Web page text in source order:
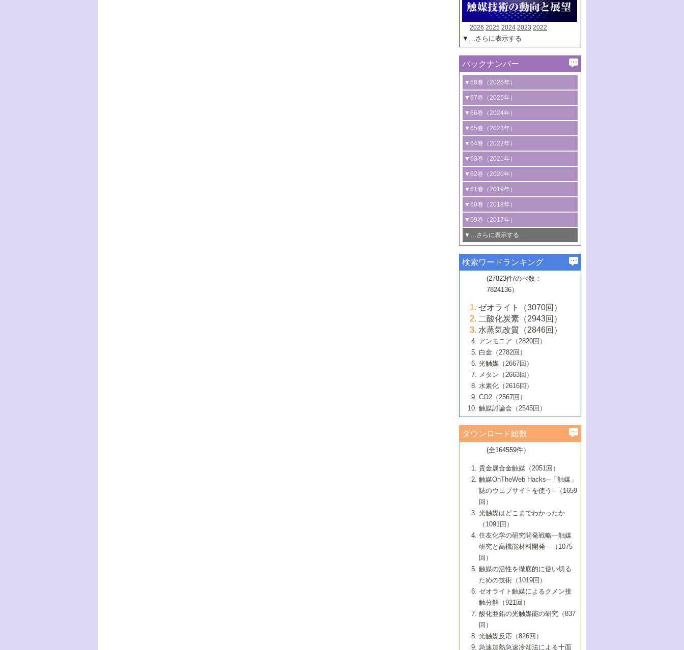
2026 2025 2024 2023 2022
▼…さらに表示する
バックナンバー
▼68巻（2026年）
1号 過酸化水素合成に関する研究動向
2号 コンピューター技術により加速する
触媒開発
3号 有機分子変換やCO 資源化のための
光触媒に関する最近の研究
B号 第137回触媒討論会（2026年）
▼67巻（2025年）
1号 CO
水素化によるグリーン燃料/グリ
ーンケミカル製造
2号 水素製造のための水分解技術に関す
る最近の研究
3号 オレフィン系樹脂の精密合成に関す
る最新技術
4号 アルコール類の効率的変換を実現す
る非貴金属触媒の研究動向
5号 ゼオライトの合成と応用における研
究動向
6号 ヘテロ接合界面
B号 第135回触媒討論会（2025年）
▼66巻（2024年）
1号 低次元ナノ構造を有する触媒材料
2号 規制反応場を活用した固体触媒研究
の新展開
3号 未踏分子変換を目指した酸化触媒プ
ロセスの最前線
4号 シンクロトロン放射光および中性子
線を利用した触媒解析技術の最先端
5号 単原子触媒
6号 参照触媒委員会からのお知らせ
B号 第133回触媒討論会（2023年）
▼65巻（2023年）
1号 炭素が関わる触媒機能
2号 プラスチックケミカルリサイクルの
ための触媒技術
3号 非酸化物系金属化合物を基盤とした
触媒材料の開発
4号 格子酸素・格子酸素欠陥を利用した
触媒反応
5号 生体触媒によるエネルギー変換反応
6号 窒素とリンの循環のための触媒・機
能性材料
▼64巻（2022年）
1号 合成ガス製造とCOを用いるケミカル
ズ合成の最新動向
2号 化学品合成のための合金触媒開発
3号 CO の排出削減および有効活用のた
めの触媒技術
4号 若手による情報発信企画～とびたて
若き触媒の研究者たち～（1）
若き触媒の研究者たち～（2）
6号 石油のノーブル・ユースを志向した
触媒技術
大学：オンライン・対面開催）
▼63巻（2021年）
1号 金触媒の新展開
2号 ペロブスカイト
3号 特殊反応場を利用した触媒的分子変
換反応
4号 多孔質材料を用いた触媒の新展開
5号 情報学的手法を用いた触媒開発
6号 カーボンニュートラルに向けた電解
技術
B号 第127回触媒討論会（2021年・オン
ライン開催(Zoom)のみ）
▼62巻（2020年）
1号 触媒設計を拓く欠陥構造のキャラク
タリゼーション
2号 機能化学品製造に資するクリーンな
触媒的酸化反応
3号 水処理のための触媒化学
4号 光触媒を用いた水分解の最新の研究
動向
5号 次世代の触媒プロセスを支えるマイ
6号 メタン転換技術の最新動向
B号 第125回触媒討論会（2020年・工学
院大学）
▼61巻（2019年）
1号 物質移動制御に着目した触媒プロセ
ス開発
2号 CO2 フリー水素サプライチェーンに
関わる触媒開発動向
3号 精密高分子合成に関する最近の研究
動向
4号 バイオマス化成品製造のための触媒
5号 固体触媒による含窒素有機化合物変
換の最前線
6号 貴金属使用量低減に向けた自動車排
ガス浄化触媒の開発
B号 第123回触媒討論会（2019年・大阪
▼60巻（2018年）
1号 固体酸触媒の最新の研究動向
2号 二酸化炭素からの有用化学品合成
3号 ナノ粒子・クラスター触媒の最前線
4号 60周年記念企画
5号 進化するゼオライト合成技術
6号 非貴金属系触媒における電気化学的
B号 第121回触媒討論会（2018年・東京
大学）
▼59巻（2017年）
1号 いたるところに，触媒
最先端技術
3号 無機分離膜材料の開発と触媒反応プ
ロセスへの適用
5号 水素のふるまいを解き明かす最先端
研究
6号 低級アルカンの有効利用のための触
媒技術
B号 第119回触媒討論会（2017年・首都
大学東京）
▼…さらに表示する
1号 ユニークな構造の高分子を生み出す触
2号 リグニンからの化成品製造に向けた触
媒技術
3号 触媒研究の最先端～とびたて若き研究
者たち～（1）
4号 触媒研究の最先端～とびたて若き研究
者たち～（2）
5号 触媒研究の最先端～とびたて若き研究
者たち～（3）
6号 イオニクス材料と燃料電池・電解合成
の最新の研究動向
B号 第117回触媒討論会（2016年・大阪府
立大学）
▼57巻（2015年）
1号 水素キャリアにかかわる触媒技術の新
2号 石油精製用触媒の最近の進展
3号 固体酸化物形燃料電池（SOFC）におけ
るアノード触媒上での燃料直接改質技術
4号 コアシェル構造の制御による触媒機能
5号 工業触媒およびその周辺技術の最近の
進歩
6号 ナノシート
B号 第115回触媒討論会（2015年・成蹊大
▼56巻（2014年）
2号 光触媒反応機構に関する最新の研究動
向
開発動向
4号 人工光合成に向けた近年のアプローチ
5号 未利用熱エネルギーの有効活用に貢献
する触媒技術
6号 ポリオキソメタレート
B号 第113回触媒討論会（2014年・ロワジ
ールホテル豊橋）
1号 高耐久性燃料電池システム用触媒にお
ける新展開
2号 リビングラジカル重合の最近の動向
3号 天然ガスの化学工業的展開に関する触
媒技術
4号 貴金属触媒の精密構造制御とその活用
5号 バイオマス化成品製造のための固体触
6号 ナノ空間─吸着状態解析から新機能開拓
B号 第111回触媒討論会（2013年・関西大
▼54巻（2012年）
1号 規則性多孔体の利用技術における最近
の進歩
2号 第109回触媒討論会
3号 貴金属低減技術の最新動向
4号 貴金属代替技術の最新動向
5号 光触媒による物質変換反応の新展開
6号 グラフェン
7号 水素を利用する化成品合成の新潮流
▼53巻（2011年）
1号 金属学から見る合金触媒の新展開
2号 第107回触媒討論会
3号 触媒のその場観察法の進歩（１）
4号 触媒のその場観察法の進歩（２）
5号 不活性結合の触媒的活性化による有機
合成
6号 新しい固体酸触媒技術
7号 ゼオライト合成における最近の進歩
▼52巻（2010年）
1号 触媒の劣化対策と長寿命触媒開発
2号 第105回触媒討論会
3号 ナノ構造が拓く新機能
4号 活性サイトおよびその環境の精密な設
計による触媒の高機能化
5号 触媒を有効に使うための技術
7号 有機分子触媒による精密有機合成
8号 高機能化ポリオレフィンに向けた重合
触媒の最近の進展
1号 炭素材料－熱い注目を集める材料－
2号 第103回触媒討論会
3号 環境浄化用光触媒の現状と課題
4号 水素社会の実現に向けた水素製造・貯
蔵技術の進歩
5号 CO2が関わる触媒・材料
7号 持続可能社会実現のための触媒および
触媒関連技術
▼50巻（2008年）
1号 触媒化学と学会のこの10年，半世紀，
そして未来
2号 第101回触媒討論会
4号 錯体を利用したユニークな表面構造の
構築と機能
5号 若手会員による触媒研究の未来展望1：
企業編
6号 第102回触媒討論会
7号 触媒・化学反応における計算化学の進
8号 若手研究者による触媒研究の未来展望
2：大学・研究所編
▼49巻（2007年）
1号 含フッ素化合物の合成と触媒
2号 第99回触媒討論会
3号 実用的ファインケミカル合成プロセス
を実現する触媒
5号 こんな物質，あんな物質―新たな触媒
の可能性―
7号 『結晶の化学』を活かした触媒研究
8号 イオン液体の応用
▼48巻（2006年）
1号 固体酸触媒の最近の進歩
2号 第97回触媒討論会
3号 リビング重合触媒の最近の展開
5号 水素製造・貯蔵のための触媒技術の新
しい展開
6号 第98回触媒討論会
7号 基礎化学品製造の触媒技術
8号 多機能型リアクター
1号 最近の触媒担体とその効果
2号 第95回触媒討論会
4号 水分解用光触媒材料
5号 時間分解分光の進歩と応用
6号 第96回触媒討論会
8号 超臨界流体を用いた化学プロセスの新
▼46巻（2004年）
1号 部分酸化反応触媒の最前線
2号 第93回触媒討論会
3号 特殊エネルギー場の触媒反応
4号 生体内における金属の触媒作用
5号 ファインケミカルズの展開に寄与する
6号 第94回触媒討論会
7号 サブナノレベルでみた新しい表面現象
8号 オレフィン重合触媒の新たな展
▼45巻（2003年）
1号 なぜこの触媒が良いのか？
2号 第91回触媒討論会
3号 最近の自動車排ガス処理技術
4号 触媒研究の現状と将来─第90回触媒討論
5号 基礎化学品製造の触媒技術
6号 第92回触媒討論会
7号 基礎化学品製造の触媒技術
8号 資源の循環と触媒技術
▼44巻（2002年）
1号 高次制御された触媒の化学
2号 第89回触媒討論会
3号 触媒を利用した電気化学の新展開
4号 ナノ材料の調製と機能化
5号 こんな触媒が欲しい
6号 第90回触媒討論会
7号 触媒研究と学術雑誌/情報
8号 若い世代からみた触媒化学の現状と未
▼43巻（2001年）
1号 グリーンケミストリーと触媒
2号 第87回触媒討論会特集号
3号 生体触媒とバイオプロセス
4号 水素製造・利用の触媒化学
5号 触媒研究における新しい切り口：コン
ビナトリアルケミストリー
6号 第88回触媒討論会特集号
7号 企業における触媒研究のブレークスル
8号 この材料を触媒として使ってみません
▼42巻（2000年）
1号 触媒反応工学の明日を拓く
2号 第85回触媒討論会
3号 反応ダイナミクス
5号 触媒のおもしろさをどのように伝える
6号 第86回触媒討論会
7号 水素化精製触媒の新しい展開
8号 新しい反応性と機能性を目指した金属
クラスタ-化学
▼41巻（1999年）
1号 孔、穴、あな?-特異な空間とその利用-
2号 第83回触媒討論会
3号 均一系触媒反応最前線
4号 実用炭素材料の新展開
5号 研究の方法論を考える
7号 機能性金属材料と触媒
8号 触媒研究へのNMRの応用と展望
▼40巻（1998年）
進展と21世紀への提言/創立40周年記念・触
媒学会この10年の歩みとこれから/創立40周
2号 第81回触媒討論会
3号 計算機触媒化学へのさそい
4号 触媒劣化の制御と予測
5号 最新の実用プロセスと触媒
6号 第82回触媒討論会
1号 均一系と不均一系触媒反応-その特徴と
接点
2号 第79回触媒討論会
3号 最新NO除去触媒の実用化研究
4号 新しい反応場を目指した触媒調製
5号 反応・分離技術の新しい展開
6号 第80回触媒討論会
▼38巻（1996年）
1号 触媒の構造と触媒作用/C1化学を中心と
する21世紀への触媒
3号 オリンピックメダル:金・銀・銅はどん
な触媒作用を示すか
4号 触媒作用における機能の複合化
▼37巻（1995年）
1号 ファインケミカルズと固体触媒
2号 第75回触媒討論会
3号 希土類を利用した触媒
4号 触媒とリサイクル
5号 エネルギー変換触媒
▼36巻（1994年）
1号 電気化学と触媒
2号 第73回触媒討論会
3号 C4化学の展開
4号 《通常号》
▼35巻（1993年）
1号 工業触媒開発マニュアル―探索から工
業化まで
2号 第71回触媒討論会
▼34巻（1992年）
1号 インパクトを与えたこの研究
2号 第69回触媒討論会
▼33巻（1991年）
1号 触媒プロセス開発マニュアル―探索か
▼32巻（1990年）
検索ワードランキング
(27823件/のべ数：
7824136）
ゼオライト（3070回）
二酸化炭素（2943回）
水蒸気改質（2846回）
アンモニア（2820回）
白金（2782回）
光触媒（2667回）
メタン（2663回）
水素化（2616回）
CO2（2567回）
触媒討論会（2545回）
ダウンロード総数
(全164559件）
貴金属合金触媒（2051回）
触媒OnTheWeb Hacks─「触媒」
誌のウェブサイトを使う─（1659
回）
光触媒はどこまでわかったか
（1091回）
住友化学の研究開発戦略―触媒
研究と高機能材料開発―（1075
回）
触媒の活性を徹底的に使い切る
ための技術（1019回）
ゼオライト触媒によるクメン接
触分解（921回）
酸化亜鉛の光触媒能の研究（837
回）
光触媒反応（826回）
急速加熱急速冷却法による十面